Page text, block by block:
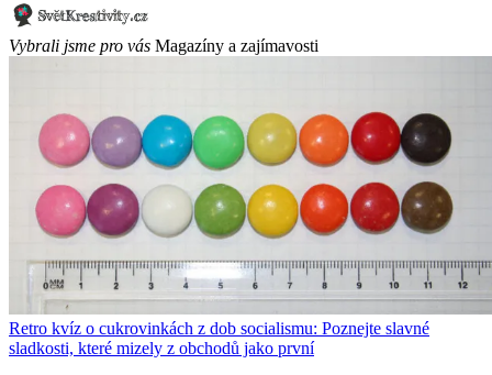
Vybrali jsme pro vás Magazíny a zajímavosti
Retro kvíz o cukrovinkách z dob socialismu: Poznejte slavné
sladkosti, které mizely z obchodů jako první